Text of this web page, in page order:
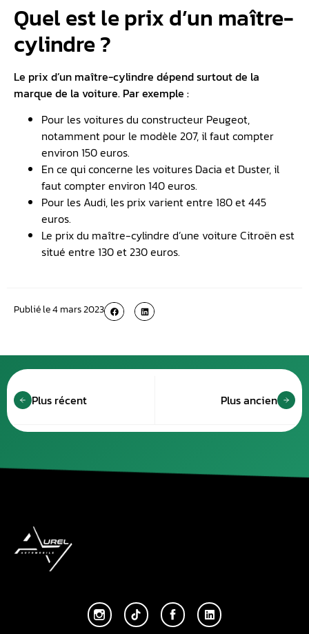
Quel est le prix d’un maître-
cylindre ?
Le prix d’un maître-cylindre dépend surtout de la
marque de la voiture. Par exemple :
Pour les voitures du constructeur Peugeot,
notamment pour le modèle 207, il faut compter
environ 150 euros.
En ce qui concerne les voitures Dacia et Duster, il
faut compter environ 140 euros.
Pour les Audi, les prix varient entre 180 et 445
euros.
Le prix du maître-cylindre d’une voiture Citroën est
situé entre 130 et 230 euros.
Publié le4 mars 2023
Plus récent Plus ancien